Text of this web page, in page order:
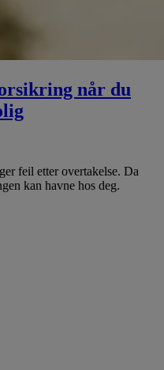
når du
feil etter overtakelse. Da
kan havne hos deg.